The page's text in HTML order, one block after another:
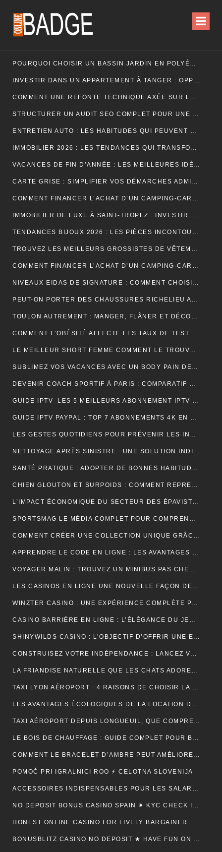
POURQUOI CHOISIR UN BASSIN JARDIN EN POLYÉTHYLÈNE FERME ?
INVESTIR DANS UN APPARTEMENT À TANGER : OPPORTUNITÉS ET POINTS ESSENTIELS À CONNAÎTRE
COMMENT UNE REFONTE TECHNIQUE AXÉE SUR LES SIGNAUX WEB ESSENTIELS A BOOSTÉ LES VENTES D’UNE BOUTIQUE EN LIGNE
STRUCTURER UN AUDIT SEO COMPLET POUR UNE PLATEFORME E-COMMERCE INTERNATIONALE
ENTRETIEN AUTO : LES HABITUDES QUI PEUVENT PROLONGER LA VIE DE VOTRE VÉHICULE
IMMOBILIER 2026 : LES TENDANCES QUI TRANSFORMENT LE MARCHÉ DE LA LOCATION
VACANCES DE FIN D’ANNÉE : LES MEILLEURES IDÉES POUR CÉLÉBRER LES FÊTES
CARTE GRISE : SIMPLIFIER VOS DÉMARCHES ADMINISTRATIVES
COMMENT FINANCER L’ACHAT D’UN CAMPING-CAR : CRÉDIT, LEASING OU PAIEMENT COMPTANT ?
IMMOBILIER DE LUXE À SAINT-TROPEZ : INVESTIR DANS UN ART DE VIVRE
TENDANCES BIJOUX 2026 : LES PIÈCES INCONTOURNABLES À PORTER CETTE ANNÉE
TROUVEZ LES MEILLEURS GROSSISTES DE VÊTEMENTS PAT PATROUILLE POUR BOOSTER VOTRE ACTIVITÉ DE REVENTE RENTABLE
COMMENT FINANCER L’ACHAT D’UN CAMPING-CAR : CRÉDIT, LEASING OU PAIEMENT COMPTANT ?
NIVEAUX EIDAS DE SIGNATURE : COMMENT CHOISIR LE BON NIVEAU POUR SÉCURISER VOS DOCUMENTS
PEUT-ON PORTER DES CHAUSSURES RICHELIEU AVEC UN JEAN ?
TOULON AUTREMENT : MANGER, FLÂNER ET DÉCOUVRIR LES VRAIES BONNES ADRESSES
COMMENT L’OBÉSITÉ AFFECTE LES TAUX DE TESTOSTÉRONE ET LA LIBIDO MASCULINE
LE MEILLEUR SHORT FEMME COMMENT LE TROUVER RAPIDEMENT ET EFFICACEMENT
SUBLIMEZ VOS VACANCES AVEC UN BODY PAIN DE SUCRE PARFAIT POUR UN LOOK ÉLÉGANT EN VOYAGE
DEVENIR COACH SPORTIF À PARIS : COMPARATIF DES FORMATIONS CQP FITNESS
GUIDE IPTV LES 5 MEILLEURS ABONNEMENT IPTV FRANÇAIS 4K
GUIDE IPTV PAYPAL : TOP 7 ABONNEMENTS 4K EN FRANCE
LES GESTES QUOTIDIENS POUR PRÉVENIR LES INFECTIONS CHEZ LES VOLAILLES
NETTOYAGE APRÈS SINISTRE : UNE SOLUTION INDISPENSABLE POUR RETROUVER DES ESPACES SÛRS ET SALUBRES
SANTÉ PRATIQUE : ADOPTER DE BONNES HABITUDES AU QUOTIDIEN
CHIEN GLOUTON ET SURPOIDS : COMMENT REPRENDRE LE CONTRÔLE DES PORTIONS ?
L’IMPACT ÉCONOMIQUE DU SECTEUR DES ÉPAVISTES EN FRANCE
SPORTSMAG LE MÉDIA COMPLET POUR COMPRENDRE LE SPORT LA NUTRITION ET LA PERFORMANCE
COMMENT CRÉER UNE COLLECTION UNIQUE GRÂCE À UN GROSSISTE DE VÊTEMENTS PERSONNALISÉS
APPRENDRE LE CODE EN LIGNE : LES AVANTAGES D’UNE FORMATION ENTIÈREMENT NUMÉRIQUE
VOYAGER MALIN : TROUVEZ UN MINIBUS PAS CHER POUR VOS DÉPLACEMENTS EN GROUPE
LES CASINOS EN LIGNE UNE NOUVELLE FAÇON DE VIVRE LE JEU
WINZTER CASINO : UNE EXPÉRIENCE COMPLÈTE POUR LES AMATEURS DE JEUX EN LIGNE
CASINO BARRIÈRE EN LIGNE : L’ÉLÉGANCE DU JEU NUMÉRIQUE AU SERVICE DES JOUEURS MODERNES
SHINYWILDS CASINO : L’OBJECTIF D’OFFRIR UNE EXPÉRIENCE DE JEU EXCEPTIONNELLE ET SÉCURISÉE
CONSTRUISEZ VOTRE INDÉPENDANCE : LANCEZ VOTRE ACTIVITÉ DE MARCHAND DE BIENS OU AGENT IMMOBILIER
LA FRIANDISE NATURELLE QUE LES CHATS ADORENT : AVANTAGES ET CONSEILS
TAXI LYON AÉROPORT : 4 RAISONS DE CHOISIR LA FIABILITÉ ET LE CONFORT POUR VOS TRAJETS
LES AVANTAGES ÉCOLOGIQUES DE LA LOCATION DE BENNE
TAXI AÉROPORT DEPUIS LONGUEUIL, QUE COMPREND RÉELLEMENT LE PRIX ANNONCÉ ?
LE BOIS DE CHAUFFAGE : GUIDE COMPLET POUR BIEN CHOISIR SON COMBUSTIBLE
COMMENT LE BRACELET D’AMBRE PEUT AMÉLIORER VOTRE QUOTIDIEN
POMOČ PRI IGRALNICI ROO ⚡ CELOTNA SLOVENIJA
ACCESSOIRES INDISPENSABLES POUR LES SALARIÉS EN DÉPLACEMENT PROFESSIONNEL
NO DEPOSIT BONUS CASINO SPAIN ✷ KYC CHECK IN CANADA 🍀
HONEST ONLINE CASINO FOR LIVELY BARGAINER BACK ⚡️ CA ♦️
BONUSBLITZ CASINO NO DEPOSIT ★ HAVE FUN ON MULTIPLE PLATFORMS AUTOMATICALLY CANADIAN FEDERATION 💸